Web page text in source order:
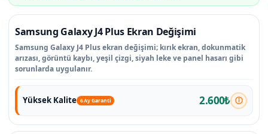
Samsung Galaxy J4 Plus Ekran Değişimi
Samsung Galaxy J4 Plus ekran değişimi; kırık ekran, dokunmatik
arızası, görüntü kaybı, yeşil çizgi, siyah leke ve panel hasarı gibi
sorunlarda uygulanır.
Yüksek Kalite 6 Ay Garanti 2.600₺